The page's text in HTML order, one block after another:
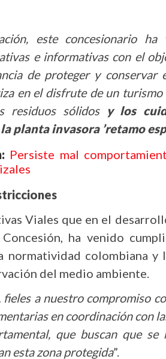
este concesionario
e informativas con el
de proteger y conservar
en el disfrute de un
residuos sólidos y los
planta invasora ’retamo
Persiste mal
Viales que en el
ha venido
normatividad colombiana
del medio ambiente.
a nuestro compromiso
en coordinación con
que buscan que
esta zona protegida”.